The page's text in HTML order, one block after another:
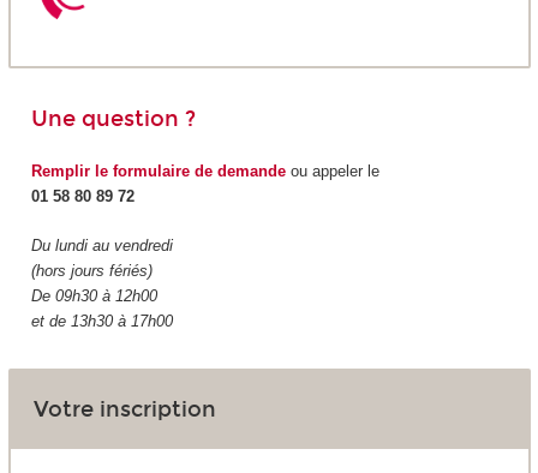
Une question ?
Remplir le formulaire de demandeou appeler le
01 58 80 89 72
Du lundi au vendredi
(hors jours fériés)
De 09h30 à 12h00
et de 13h30 à 17h00
Votre inscription